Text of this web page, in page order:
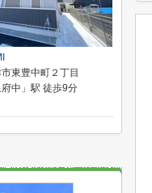
東豊中町２丁目
中」駅 徒歩9分